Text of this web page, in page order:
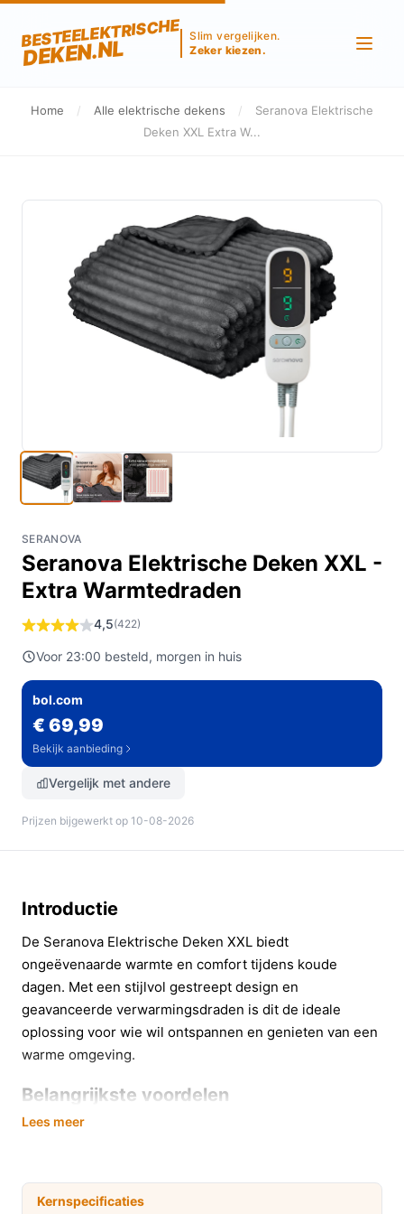
BESTEELEKTRISCHE
DEKEN.NL
Slim vergelijken.
Zeker kiezen.
Home / Alle elektrische dekens /
Seranova Elektrische
Deken XXL Extra W...
SERANOVA
Seranova Elektrische Deken XXL -
Extra Warmtedraden
4,5(422)
Voor 23:00 besteld, morgen in huis
bol.com
€ 69,99
Bekijk aanbieding
Vergelijk met andere
Prijzen bijgewerkt op 10-08-2026
Introductie
De Seranova Elektrische Deken XXL biedt
ongeëvenaarde warmte en comfort tijdens koude
dagen. Met een stijlvol gestreept design en
geavanceerde verwarmingsdraden is dit de ideale
oplossing voor wie wil ontspannen en genieten van een
warme omgeving.
Belangrijkste voordelen
Deze warmtedeken heeft verschillende voordelen die
Gelijkmatige warmteverdeling:Dankzij de extra
verwarmingsdraden die tot aan de randen lopen,
Lees meer
Kernspecificaties